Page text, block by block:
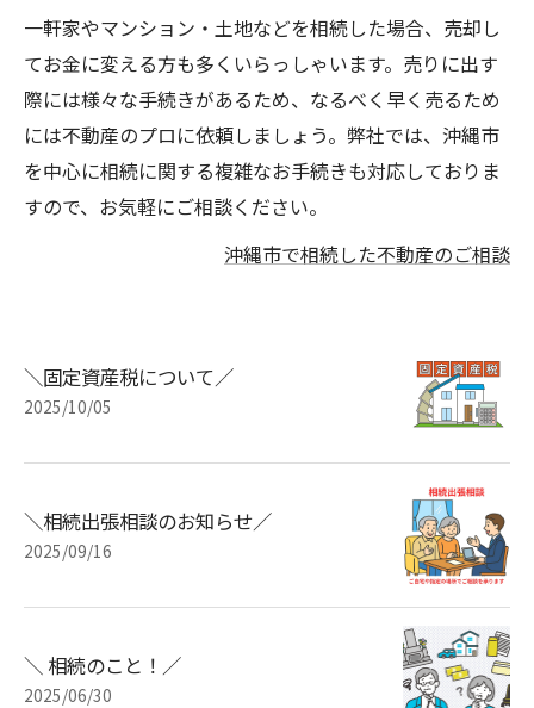
一軒家やマンション・土地などを相続した場合、売却し
てお金に変える方も多くいらっしゃいます。売りに出す
際には様々な手続きがあるため、なるべく早く売るため
には不動産のプロに依頼しましょう。弊社では、沖縄市
を中心に相続に関する複雑なお手続きも対応しておりま
すので、お気軽にご相談ください。
沖縄市で相続した不動産のご相談
＼固定資産税について／
2025/10/05
＼相続出張相談のお知らせ／
2025/09/16
＼ 相続のこと！／
2025/06/30